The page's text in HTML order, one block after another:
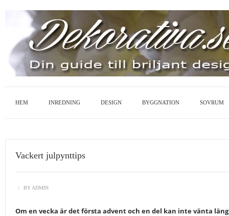
HEM INREDNING DESIGN BYGGNATION SOVRUM
Vackert julpynttips
\ BY ADMIN
Om en vecka är det första advent och en del kan inte vänta